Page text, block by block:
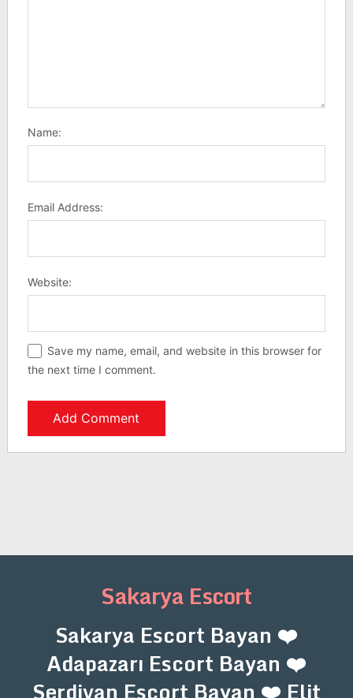
Name:
Email Address:
Website:
Save my name, email, and website in this browser for
the next time I comment.
Sakarya Escort
Sakarya Escort Bayan ❤️
Adapazarı Escort Bayan ❤️
Serdivan Escort Bayan ❤️ Elit